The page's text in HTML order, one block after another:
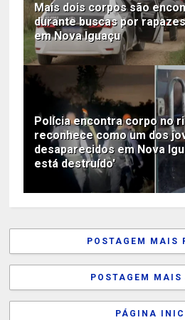
Mais dois corpos são
durante buscas por
em Nova Iguaçu
Polícia encontra corpo no
reconhece como um dos
desaparecidos em Nova
está destruído'
POSTAGEM MAIS
POSTAGEM
PÁGINA